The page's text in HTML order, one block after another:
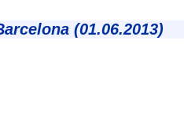
(01.06.2013)